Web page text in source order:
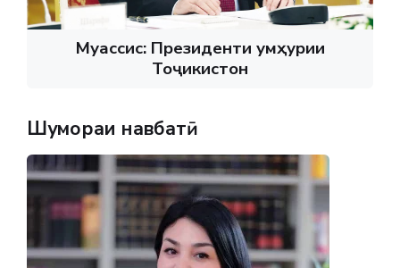
Муассис: Президенти Ҷумҳурии
Тоҷикистон
Шумораи навбатӣ